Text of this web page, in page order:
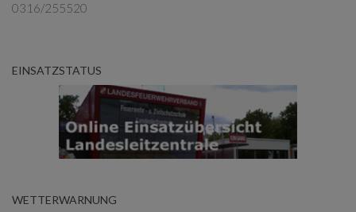
0316/255520
EINSATZSTATUS
WETTERWARNUNG